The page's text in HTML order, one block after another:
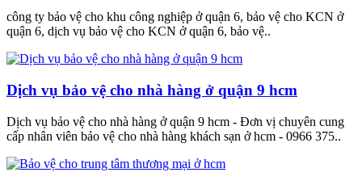
công ty bảo vệ cho khu công nghiệp ở quận 6, bảo vệ cho KCN ở
quận 6, dịch vụ bảo vệ cho KCN ở quận 6, bảo vệ..
Dịch vụ bảo vệ cho nhà hàng ở quận 9 hcm
Dịch vụ bảo vệ cho nhà hàng ở quận 9 hcm - Đơn vị chuyên cung
cấp nhân viên bảo vệ cho nhà hàng khách sạn ở hcm - 0966 375..